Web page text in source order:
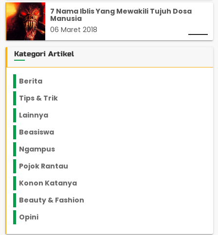
7 Nama Iblis Yang Mewakili Tujuh Dosa
Manusia
06 Maret 2018
Kategori Artikel
Berita
Tips & Trik
Lainnya
Beasiswa
Ngampus
Pojok Rantau
Konon Katanya
Beauty & Fashion
Opini